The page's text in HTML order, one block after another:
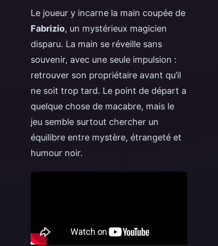
Le joueur y incarne la main coupée de
Fabrizio, un mystérieux magicien
disparu. La main se réveille sans
souvenir, avec une seule impulsion :
retrouver son propriétaire avant qu’il
ne soit trop tard. Le point de départ a
quelque chose de macabre, mais le
jeu semble surtout chercher un
équilibre entre mystère, étrangeté et
humour noir.